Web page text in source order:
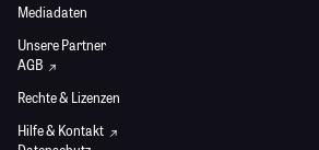
Mediadaten
Unsere Partner
AGB
Rechte & Lizenzen
Hilfe & Kontakt